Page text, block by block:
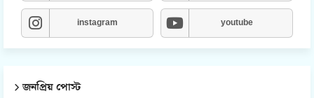
instagram youtube
জনপ্রিয় পোস্ট